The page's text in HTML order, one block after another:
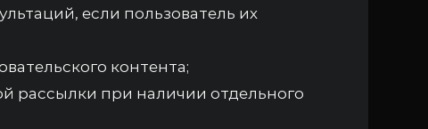
если пользователь их
контента;
рассылки при наличии отдельного